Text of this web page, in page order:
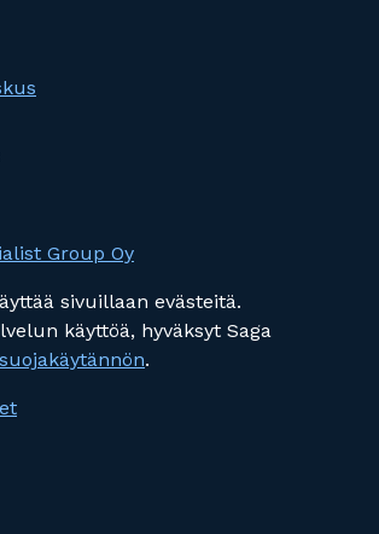
Group Oy
sivuillaan evästeitä.
käyttöä, hyväksyt Saga
.